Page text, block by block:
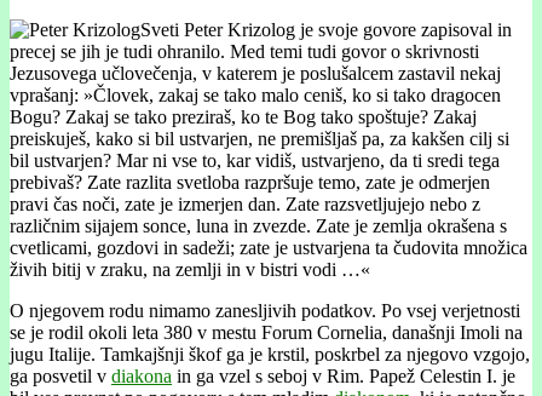
Sveti Peter Krizolog je svoje govore zapisoval in
precej se jih je tudi ohranilo. Med temi tudi govor o skrivnosti
Jezusovega učlovečenja, v katerem je poslušalcem zastavil nekaj
vprašanj: »Človek, zakaj se tako malo ceniš, ko si tako dragocen
Bogu? Zakaj se tako preziraš, ko te Bog tako spoštuje? Zakaj
preiskuješ, kako si bil ustvarjen, ne premišljaš pa, za kakšen cilj si
bil ustvarjen? Mar ni vse to, kar vidiš, ustvarjeno, da ti sredi tega
prebivaš? Zate razlita svetloba razpršuje temo, zate je odmerjen
pravi čas noči, zate je izmerjen dan. Zate razsvetljujejo nebo z
različnim sijajem sonce, luna in zvezde. Zate je zemlja okrašena s
cvetlicami, gozdovi in sadeži; zate je ustvarjena ta čudovita množica
živih bitij v zraku, na zemlji in v bistri vodi …«
O njegovem rodu nimamo zanesljivih podatkov. Po vsej verjetnosti
se je rodil okoli leta 380 v mestu Forum Cornelia, današnji Imoli na
jugu Italije. Tamkajšnji škof ga je krstil, poskrbel za njegovo vzgojo,
ga posvetil v diakona in ga vzel s seboj v Rim. Papež Celestin I. je